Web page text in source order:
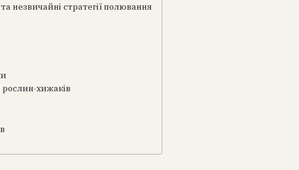
незвичайні стратегії полювання
хижаків